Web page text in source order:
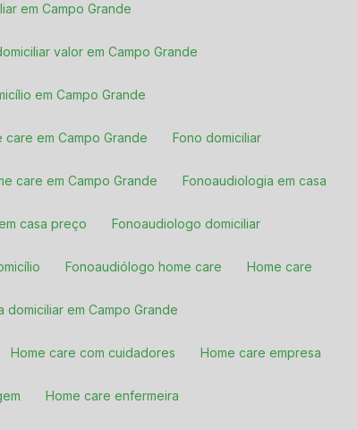
em Campo Grande
valor em Campo Grande
em Campo Grande
care em Campo Grande Fono domiciliar
care em Campo Grande Fonoaudiologia em casa
casa preço Fonoaudiologo domiciliar
Fonoaudiólogo home care Home care
domiciliar em Campo Grande
Home care com cuidadores Home care empresa
Home care enfermeira